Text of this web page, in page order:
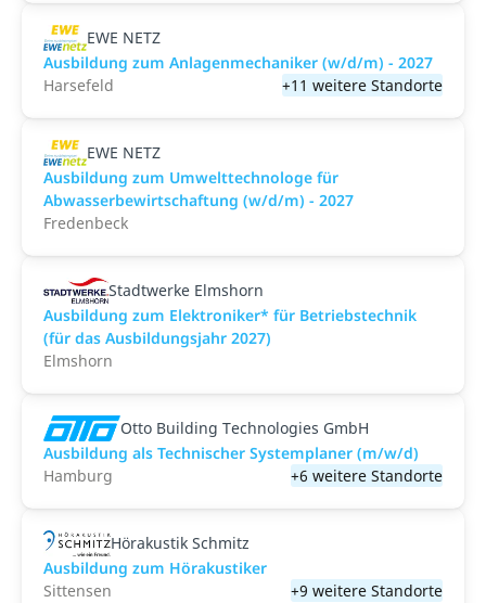
EWE NETZ
Ausbildung zum Anlagenmechaniker (w/d/m) - 2027
Harsefeld
+11 weitere Standorte
EWE NETZ
Ausbildung zum Umwelttechnologe für
Abwasserbewirtschaftung (w/d/m) - 2027
Fredenbeck
Stadtwerke Elmshorn
Ausbildung zum Elektroniker* für Betriebstechnik
(für das Ausbildungsjahr 2027)
Elmshorn
Otto Building Technologies GmbH
Ausbildung als Technischer Systemplaner (m/w/d)
Hamburg
+6 weitere Standorte
Hörakustik Schmitz
Ausbildung zum Hörakustiker
Sittensen
+9 weitere Standorte